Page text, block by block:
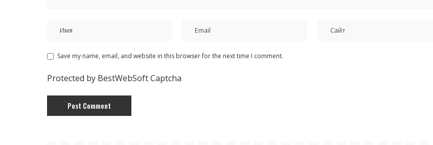
Save my name, email, and website in this browser for the next time I comment.
Protected by BestWebSoft Captcha